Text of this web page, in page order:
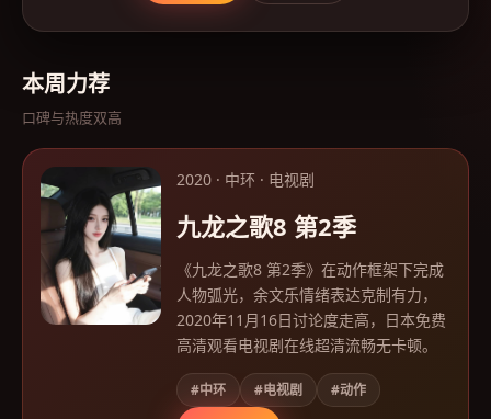
本周力荐
口碑与热度双高
2020 · 中环 · 电视剧
九龙之歌8 第2季
《九龙之歌8 第2季》在动作框架下完成
人物弧光，余文乐情绪表达克制有力，
2020年11月16日讨论度走高，日本免费
高清观看电视剧在线超清流畅无卡顿。
#中环 #电视剧 #动作